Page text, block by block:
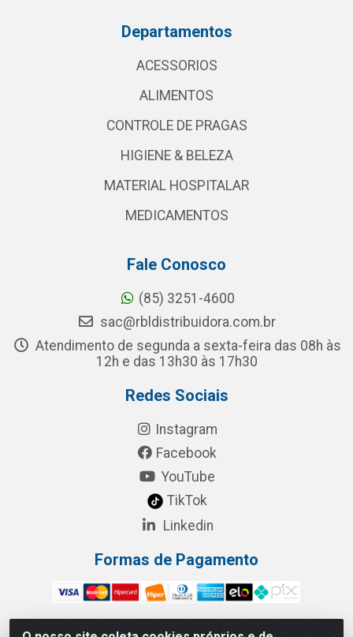
Departamentos
ACESSORIOS
ALIMENTOS
CONTROLE DE PRAGAS
HIGIENE & BELEZA
MATERIAL HOSPITALAR
MEDICAMENTOS
Fale Conosco
(85) 3251-4600
sac@rbldistribuidora.com.br
Atendimento de segunda a sexta-feira das 08h às
12h e das 13h30 às 17h30
Redes Sociais
Instagram
Facebook
YouTube
TikTok
Linkedin
Formas de Pagamento